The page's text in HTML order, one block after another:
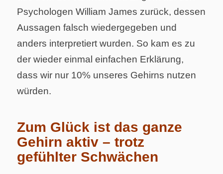
Psychologen William James zurück, dessen
Aussagen falsch wiedergegeben und
anders interpretiert wurden. So kam es zu
der wieder einmal einfachen Erklärung,
dass wir nur 10% unseres Gehirns nutzen
würden.
Zum Glück ist das ganze
Gehirn aktiv – trotz
gefühlter Schwächen